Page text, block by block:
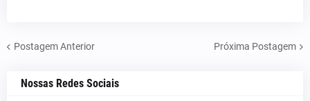
Postagem Anterior Próxima Postagem
Nossas Redes Sociais